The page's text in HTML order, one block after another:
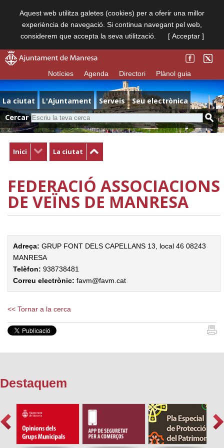
Aquest web utilitza galetes (cookies) per a oferir una millor
experiència de navegació. Si continua navegant pel web,
considerem que accepta la seva utilització.
[ Acceptar ]
Notícies Agenda Directori Plànol guia
La ciutat L'Ajuntament Serveis
Seu electrònica
Cercar
Inici La ciutat
FEDERACIÓ ASSOCIACIONS
DE VEÏNS DE MANRESA
Adreça: GRUP FONT DELS CAPELLANS 13, local 46 08243
MANRESA
Telèfon: 938738481
Correu electrònic: favm@favm.cat
<< Tornar a la cerca
Destaquem